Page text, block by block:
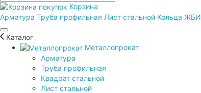
Корзина
Арматура Труба профильная Лист стальной Кольца ЖБИ
Каталог
Металлопрокат
Арматура
Труба профильная
Квадрат стальной
Лист стальной